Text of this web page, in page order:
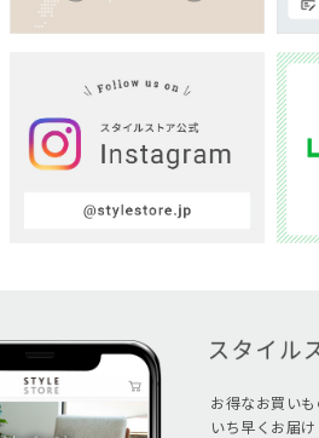
お得なお買い
いち早くお届